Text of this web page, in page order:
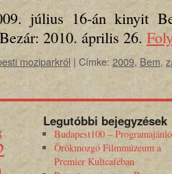
július 16-án kinyit
2010. április 26.
moziparkról |Címke: 2009,Bem,
Legutóbbi bejegyzések
Budapest100 – Programajánló
Örökmozgó Filmmúzeum a
Premier Kultcaféban